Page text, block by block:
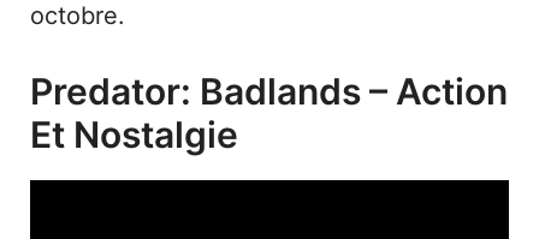
octobre.
Predator: Badlands – Action
Et Nostalgie